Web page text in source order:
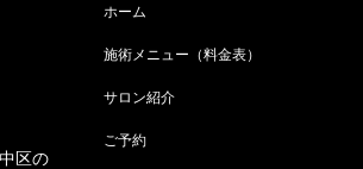
区の
ホーム
施術メニュー（料金表）
サロン紹介
ご予約